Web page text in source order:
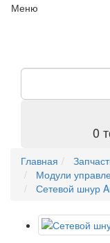
Меню
0
Главная
Модули
Сетевой шнур